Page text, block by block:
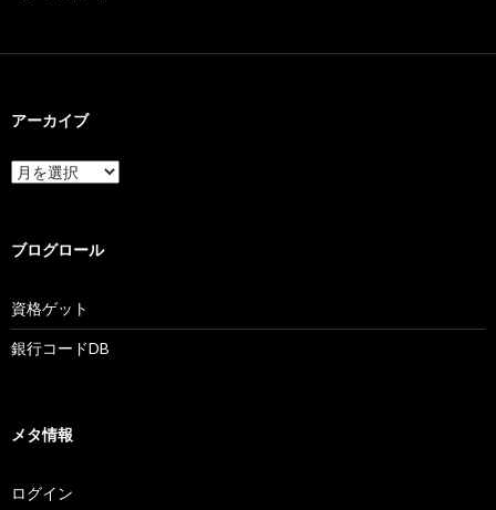
アーカイブ
ア
ー
ブ
ブログロール
資格ゲット
銀行コードDB
メタ情報
ログイン